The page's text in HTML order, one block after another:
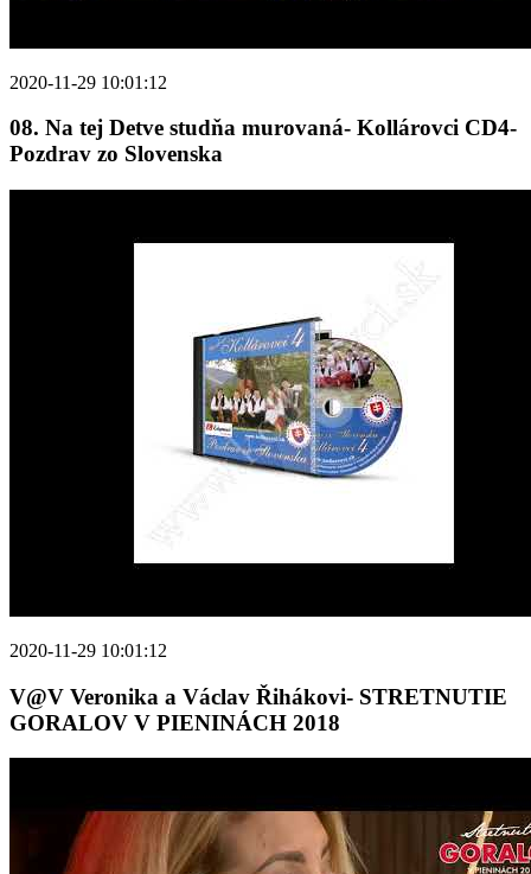
2020-11-29 10:01:12
08. Na tej Detve studňa murovaná- Kollárovci CD4-
Pozdrav zo Slovenska
2020-11-29 10:01:12
V@V Veronika a Václav Řihákovi- STRETNUTIE
GORALOV V PIENINÁCH 2018